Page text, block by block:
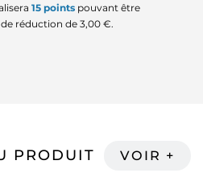
15 points pouvant être
réduction de 3,00 €.
PRODUIT